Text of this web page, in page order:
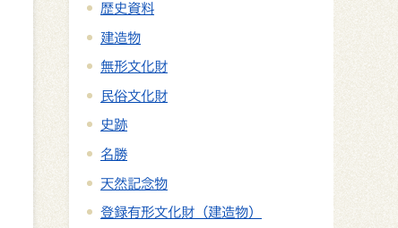
歴史資料
建造物
無形文化財
民俗文化財
史跡
名勝
天然記念物
登録有形文化財（建造物）